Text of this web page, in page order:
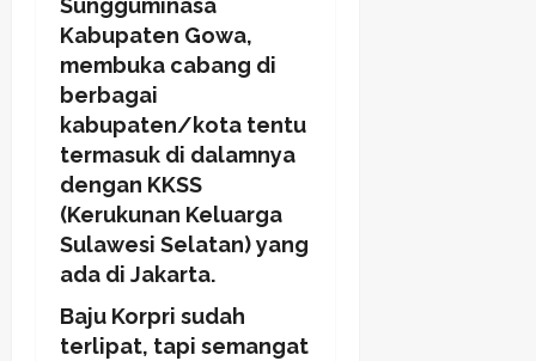
Sungguminasa
Kabupaten Gowa,
membuka cabang di
berbagai
kabupaten/kota tentu
termasuk di dalamnya
dengan KKSS
(Kerukunan Keluarga
Sulawesi Selatan) yang
ada di Jakarta.
Baju Korpri sudah
terlipat, tapi semangat